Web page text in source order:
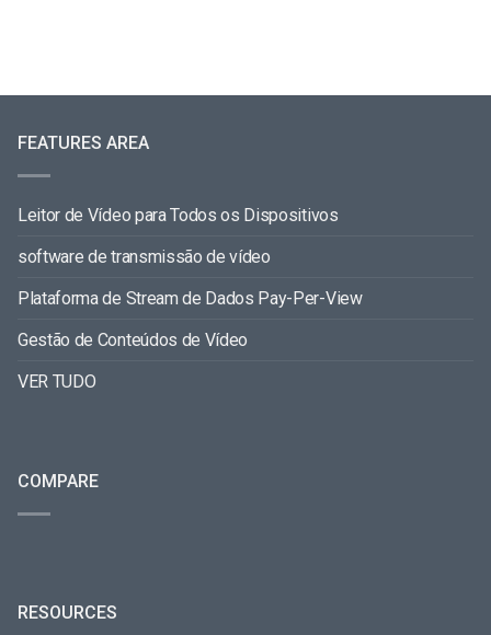
FEATURES AREA
Leitor de Vídeo para Todos os Dispositivos
software de transmissão de vídeo
Plataforma de Stream de Dados Pay-Per-View
Gestão de Conteúdos de Vídeo
VER TUDO
COMPARE
RESOURCES